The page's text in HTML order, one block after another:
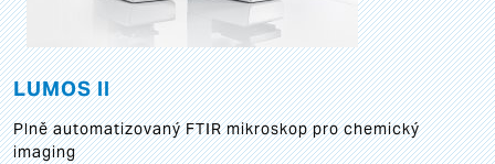
LUMOS II
Plně automatizovaný FTIR mikroskop pro chemický
imaging